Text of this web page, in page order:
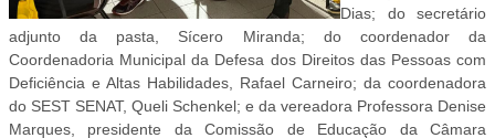
Dias; do secretário
adjunto da pasta, Sícero Miranda; do coordenador da
Coordenadoria Municipal da Defesa dos Direitos das Pessoas com
Deficiência e Altas Habilidades, Rafael Carneiro; da coordenadora
do SEST SENAT, Queli Schenkel; e da vereadora Professora Denise
Marques, presidente da Comissão de Educação da Câmara